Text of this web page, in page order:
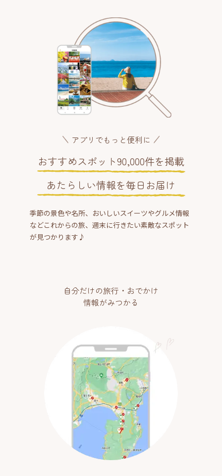
アプリでもっと便利に
おすすめスポット90,000件を掲載
あたらしい情報を毎日お届け
季節の景色や名所、おいしいスイーツやグルメ情報
などこれからの旅、週末に行きたい素敵なスポット
が見つかります♪
自分だけの旅行・おでかけ
情報がみつかる